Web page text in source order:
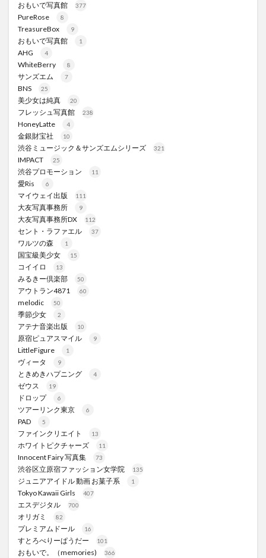
おもいで写真館 377
PureRose 8
TreasureBox 9
おもいで写真館 1
AHG 4
WhiteBerry 8
サンズエム 7
BNS 25
美少女は純真 20
フレッシュ写真館 238
HoneyLatte 4
金銀財宝社 10
渋谷ミュージック＆サンズエムシリーズ 321
IMPACT 25
渋谷プロモーション 11
愛Ris 6
マイウェイ出版 111
大友写真事務所 9
大友写真事務所DX 112
セント・ラファエル 37
ワルツの森 1
国宝級美少女 15
コイイロ 13
みるきー倶楽部 50
アウトラン4871 60
melodic 50
季節少女 2
アテナ音楽出版 10
原宿ピュアスマイル 9
LittleFigure 1
ヴィータ 9
ときめきハプニング 4
ゼウス 19
ドロップ 6
ツアーリンク東京 6
PAD 5
ファインクリエイト 13
ホワイトピクチャーズ 11
Innocent Fairy 写真集 73
渋谷区立原宿ファッション女学院 135
ジュニアアイドル 動画 お菓子系 1
Tokyo Kawaii Girls 407
エスデジタル 700
オリガミ 82
プレミアムドール 16
すとろべりーぱうだー 101
おもいで。（memories) 366